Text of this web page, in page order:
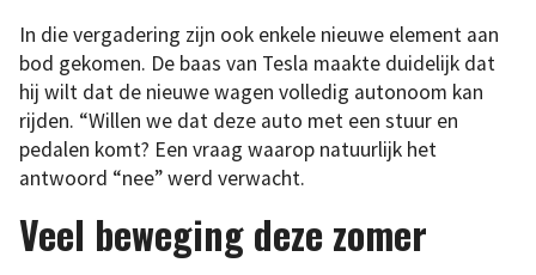
In die vergadering zijn ook enkele nieuwe element aan
bod gekomen. De baas van Tesla maakte duidelijk dat
hij wilt dat de nieuwe wagen volledig autonoom kan
rijden. “Willen we dat deze auto met een stuur en
pedalen komt? Een vraag waarop natuurlijk het
antwoord “nee” werd verwacht.
Veel beweging deze zomer